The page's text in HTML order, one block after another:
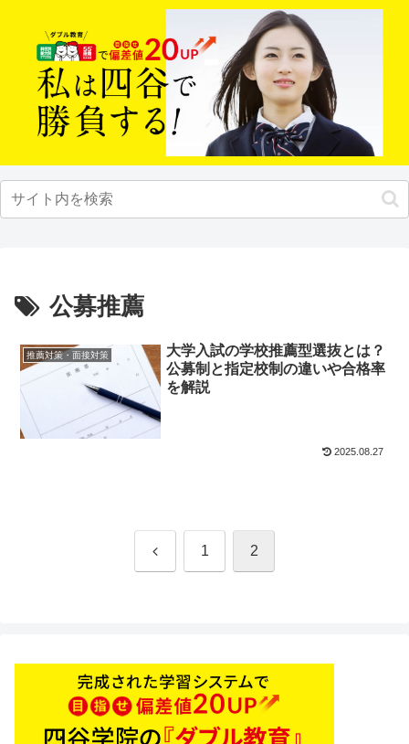
公募推薦
推薦対策・面接対策
大学入試の学校推薦型選抜とは？
公募制と指定校制の違いや合格率
を解説
2025.08.27
前 1 2